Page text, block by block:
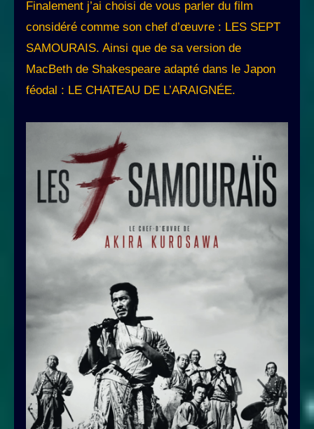
Finalement j’ai choisi de vous parler du film
considéré comme son chef d’œuvre : LES SEPT
SAMOURAIS. Ainsi que de sa version de
MacBeth de Shakespeare adapté dans le Japon
féodal : LE CHATEAU DE L’ARAIGNÉE.